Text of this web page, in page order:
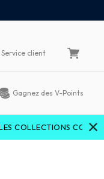
Service client
Gagnez des V-Points
COURANTES AVEC